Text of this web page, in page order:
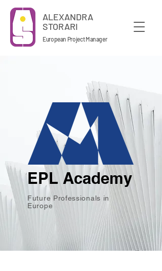
ALEXANDRA
STORARI
European Project Manager
EPL Academy
Future Professionals in
Europe